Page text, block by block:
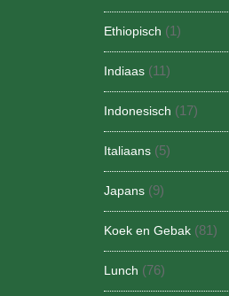
Ethiopisch (1)
Indiaas (11)
Indonesisch (17)
Italiaans (5)
Japans (9)
Koek en Gebak (81)
Lunch (76)